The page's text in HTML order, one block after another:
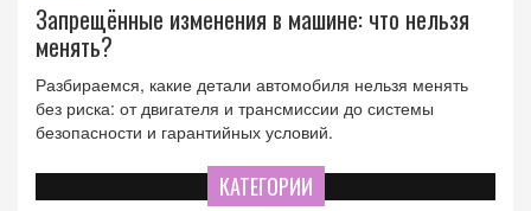
Запрещённые изменения в машине: что нельзя
менять?
Разбираемся, какие детали автомобиля нельзя менять
без риска: от двигателя и трансмиссии до системы
безопасности и гарантийных условий.
КАТЕГОРИИ